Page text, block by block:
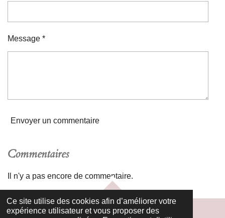
Ce site utilise des cookies afin d’améliorer votre
expérience utilisateur et vous proposer des
Message *
Envoyer un commentaire
Commentaires
Il n'y a pas encore de commentaire.
HAUT